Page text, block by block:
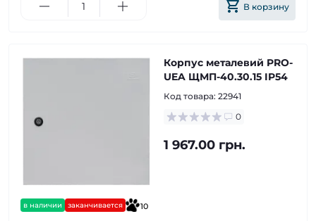
В корзину
в наличии заканчивается 10
Корпус металевий PRO-
UEA ЩМП-40.30.15 IP54
Код товара: 22941
0
1 967.00 грн.